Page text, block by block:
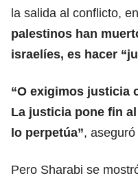
la salida al conflicto,
palestinos han
israelíes, es hacer
“O exigimos justicia
La justicia pone fin
lo perpetúa”,
Pero Sharabi se